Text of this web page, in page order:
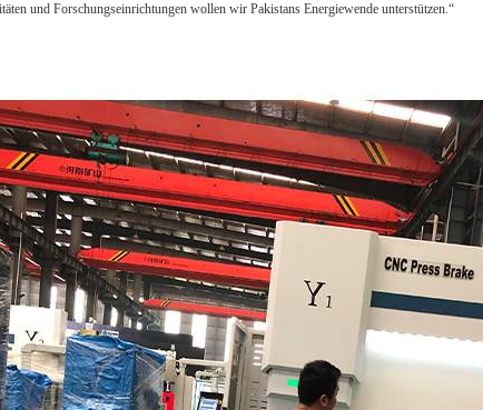
und Forschungseinrichtungen wollen wir Pakistans Energiewende unterstützen.“